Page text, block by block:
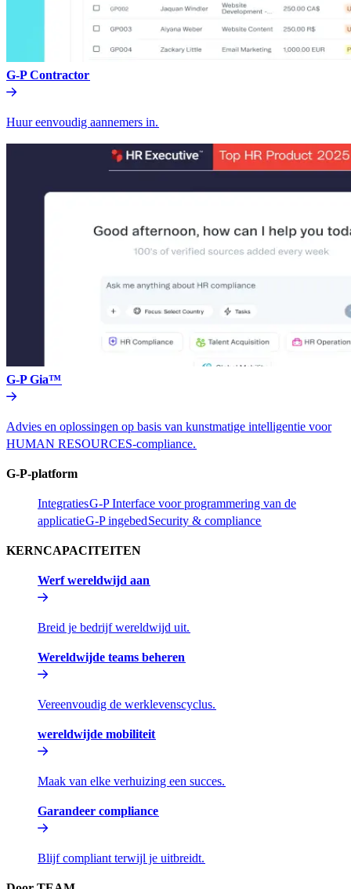
G-P Contractor​​
Huur eenvoudig aannemers in.​​
G-P Gia™​​
Advies en oplossingen op basis van kunstmatige intelligentie voor
HUMAN RESOURCES-compliance.​​
G-P-platform​​
Integraties​​G-P Interface voor programmering van de
applicatie​​G-P ingebed​​Security & compliance​​
KERNCAPACITEITEN​​
Werf wereldwijd aan​​
Breid je bedrijf wereldwijd uit.​​
Wereldwijde teams beheren​​
Vereenvoudig de werklevenscyclus.​​
wereldwijde mobiliteit​​
Maak van elke verhuizing een succes.​​
Garandeer compliance​​
Blijf compliant terwijl je uitbreidt.​​